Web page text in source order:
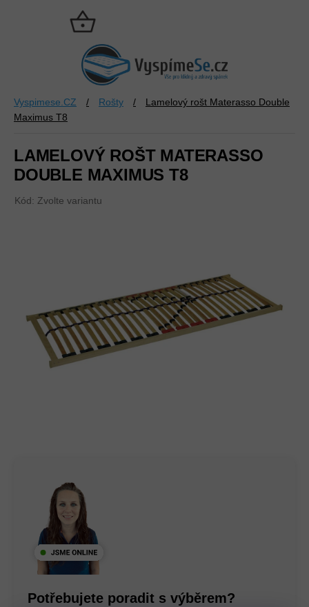
NÁKUPNÍ
KOŠÍK
Vyspimese.CZ / Rošty /
Lamelový rošt Materasso Double
Maximus T8
LAMELOVÝ ROŠT MATERASSO
DOUBLE MAXIMUS T8
Kód: Zvolte variantu
Potřebujete poradit s výběrem?